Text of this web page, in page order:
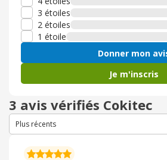
3 étoiles
2 étoiles
1 étoile
Donner mon
Je m'inscris
3 avis vérifiés Cokitec